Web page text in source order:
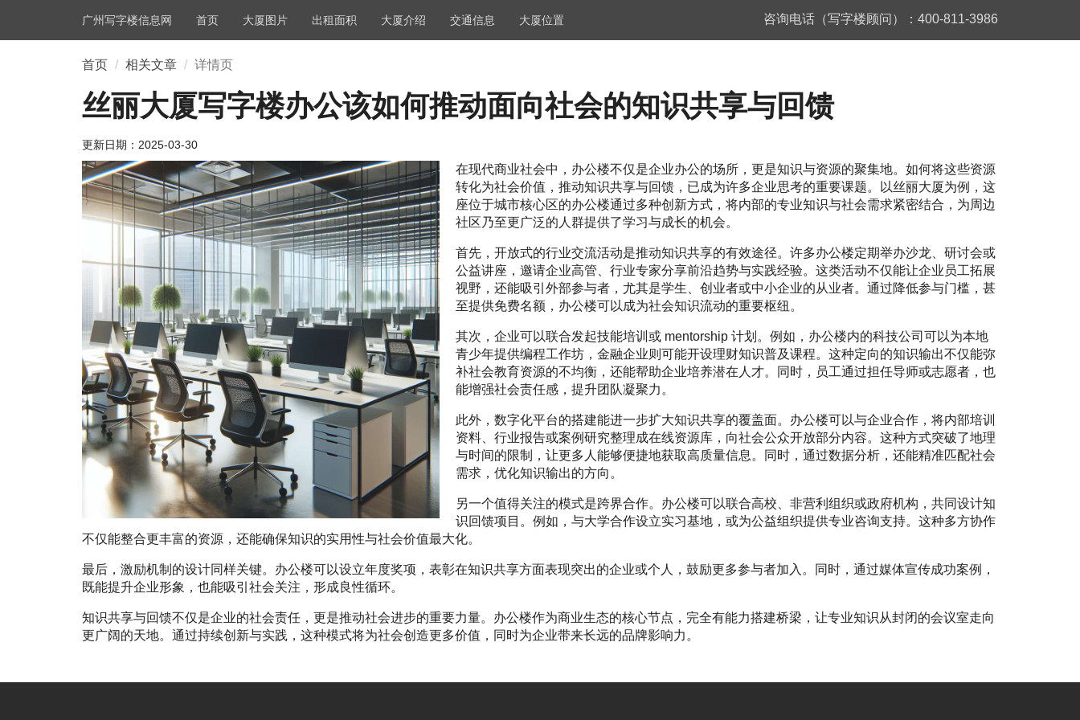
广州写字楼信息网 首页 大厦图片 出租面积 大厦介绍 交通信息 大厦位置 咨询电话（写字楼顾问）：400-811-3986
首页 相关文章 详情页
丝丽大厦写字楼办公该如何推动面向社会的知识共享与回馈
更新日期： 2025-03-30
在现代商业社会中，办公楼不仅是企业办公的场所，更是知识与资源的聚集地。如何将这些资源
转化为社会价值，推动知识共享与回馈，已成为许多企业思考的重要课题。以丝丽大厦为例，这
座位于城市核心区的办公楼通过多种创新方式，将内部的专业知识与社会需求紧密结合，为周边
社区乃至更广泛的人群提供了学习与成长的机会。
首先，开放式的行业交流活动是推动知识共享的有效途径。许多办公楼定期举办沙龙、研讨会或
公益讲座，邀请企业高管、行业专家分享前沿趋势与实践经验。这类活动不仅能让企业员工拓展
视野，还能吸引外部参与者，尤其是学生、创业者或中小企业的从业者。通过降低参与门槛，甚
至提供免费名额，办公楼可以成为社会知识流动的重要枢纽。
其次，企业可以联合发起技能培训或 mentorship 计划。例如，办公楼内的科技公司可以为本地
青少年提供编程工作坊，金融企业则可能开设理财知识普及课程。这种定向的知识输出不仅能弥
补社会教育资源的不均衡，还能帮助企业培养潜在人才。同时，员工通过担任导师或志愿者，也
能增强社会责任感，提升团队凝聚力。
此外，数字化平台的搭建能进一步扩大知识共享的覆盖面。办公楼可以与企业合作，将内部培训
资料、行业报告或案例研究整理成在线资源库，向社会公众开放部分内容。这种方式突破了地理
与时间的限制，让更多人能够便捷地获取高质量信息。同时，通过数据分析，还能精准匹配社会
需求，优化知识输出的方向。
另一个值得关注的模式是跨界合作。办公楼可以联合高校、非营利组织或政府机构，共同设计知
识回馈项目。例如，与大学合作设立实习基地，或为公益组织提供专业咨询支持。这种多方协作
不仅能整合更丰富的资源，还能确保知识的实用性与社会价值最大化。
最后，激励机制的设计同样关键。办公楼可以设立年度奖项，表彰在知识共享方面表现突出的企业或个人，鼓励更多参与者加入。同时，通过媒体宣传成功案例，
既能提升企业形象，也能吸引社会关注，形成良性循环。
知识共享与回馈不仅是企业的社会责任，更是推动社会进步的重要力量。办公楼作为商业生态的核心节点，完全有能力搭建桥梁，让专业知识从封闭的会议室走向
更广阔的天地。通过持续创新与实践，这种模式将为社会创造更多价值，同时为企业带来长远的品牌影响力。